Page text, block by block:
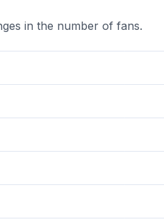
in the number of fans.